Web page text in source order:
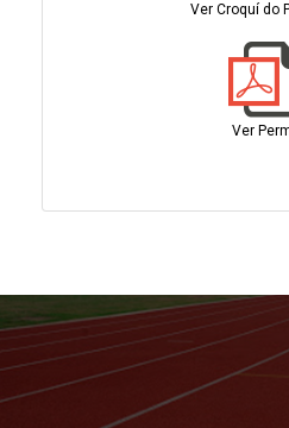
Ver Croquí do
Ver